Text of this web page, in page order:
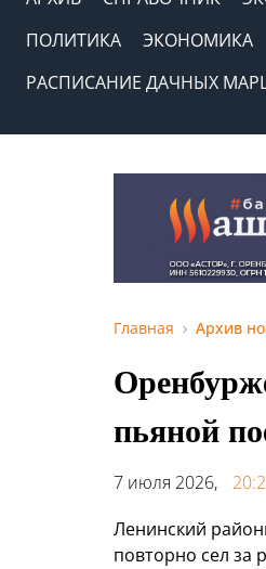
ПОЛИТИКА
ЭКОНОМИКА
РАСПИСАНИЕ ДАЧНЫХ
Главная Архив
пьяной
7 июля 2026,
Ленинский
повторно сел за